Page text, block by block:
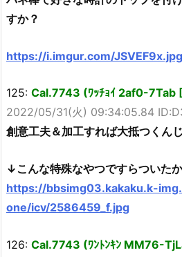
すか？
https://i.imgur.com/JSVEF9x.jpg
125: Cal.7743 (ﾜｯﾁｮｲ 2af0-7Tab
2022/05/31(火) 09:34:05.84
創意工夫＆加工すれば大抵つくん
↓こんな特殊なやつですらついた
https://bbsimg03.kakaku.k-
one/icv/2586459_f.jpg
126: Cal.7743 (ﾜﾝﾄﾝｷﾝ MM76-